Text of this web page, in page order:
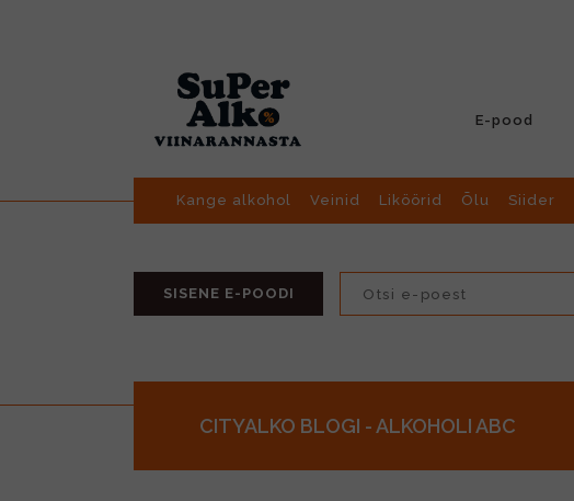
E-pood
Kange alkohol Veinid Liköörid Õlu Siider
SISENE E-POODI
CITYALKO BLOGI - ALKOHOLI ABC